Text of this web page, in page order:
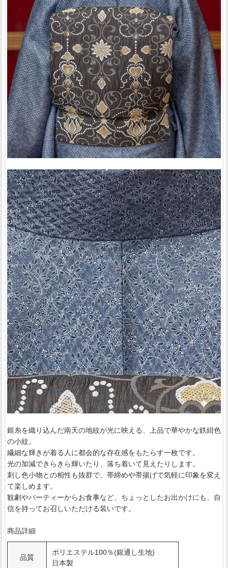
銀糸を織り込んだ南天の地紋が光に映える、上品で華やかな鉄紺色
の小紋。
繊細な輝きが着る人に都会的な存在感をもたらす一枚です。
光の加減できらきら輝いたり、落ち着いて見えたりします。
刺し色小物との相性も抜群で、帯締めや帯揚げで気軽に印象を変え
て楽しめます。
観劇やパーティーからお食事など、ちょっとしたお出かけにも、自
信を持ってお召しいただける装いです。
商品詳細
品質
ポリエステル100％(銀通し生地)
日本製